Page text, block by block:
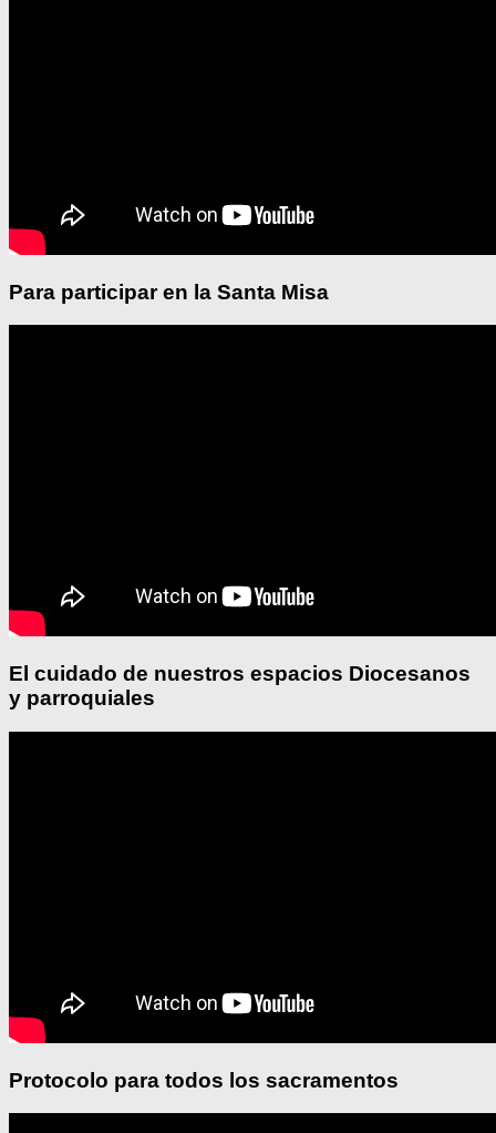
Para participar en la Santa Misa
El cuidado de nuestros espacios Diocesanos
y parroquiales
Protocolo para todos los sacramentos